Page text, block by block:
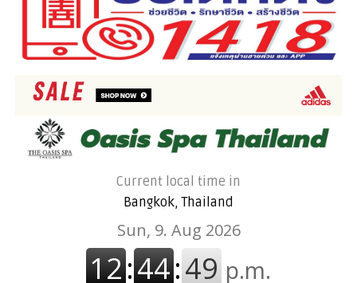
Current local time in
Bangkok, Thailand